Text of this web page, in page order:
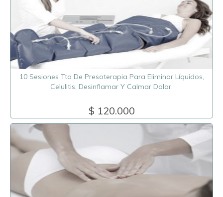
10 Sesiones Tto De Presoterapia Para Eliminar Líquidos,
Celulitis, Desinflamar Y Calmar Dolor.
$ 120.000